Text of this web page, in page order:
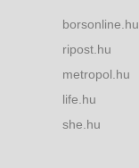
borsonline.hu
ripost.hu
metropol.hu
life.hu
she.hu